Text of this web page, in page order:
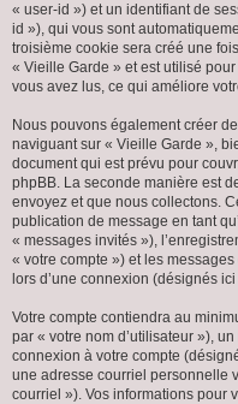
« user-id ») et un identifiant de
id »), qui vous sont
troisième cookie sera créé une
« Vieille Garde » et est utilisé
vous avez lus, ce qui améliore
Nous pouvons également créer
naviguant sur « Vieille Garde »,
document qui est prévu pour
phpBB. La seconde manière est
envoyez et que nous collectons.
publication de message en tant
« messages invités »),
« votre compte ») et les
lors d’une connexion (désignés
Votre compte contiendra au
par « votre nom d’utilisateur »),
connexion à votre compte
une adresse courriel personnelle
courriel »). Vos informations pour